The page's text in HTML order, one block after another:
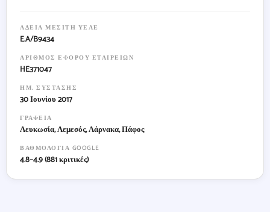
ΆΔΕΙΑ ΜΕΣΊΤΗ ΥΕΑΕ
E.A/B9434
ΑΡΙΘΜΌΣ ΕΦΌΡΟΥ ΕΤΑΙΡΕΙΏΝ
HE371047
ΗΜ. ΣΎΣΤΑΣΗΣ
30 Ιουνίου 2017
ΓΡΑΦΕΊΑ
Λευκωσία, Λεμεσός, Λάρνακα, Πάφος
ΒΑΘΜΟΛΟΓΊΑ GOOGLE
4.8–4.9 (881 κριτικές)